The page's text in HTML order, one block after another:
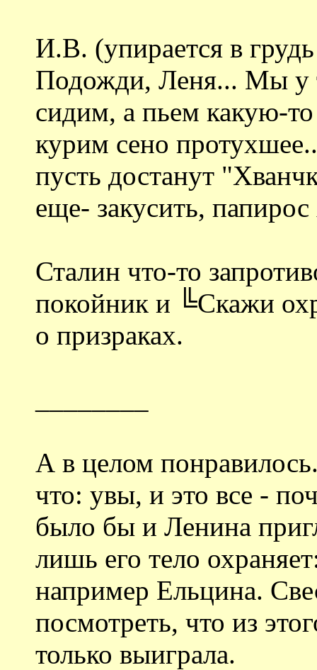
И.В. (упирается в
Подожди, Леня... Мы у
сидим, а пьем какую-
курим сено
пусть достанут
еще- закусить,
Сталин что-то
покойник и ╚Скажи
о призраках.
А в целом
что: увы, и это все -
было бы и Ленина
лишь его тело
например Ельцина.
посмотреть, что из
только выиграла.